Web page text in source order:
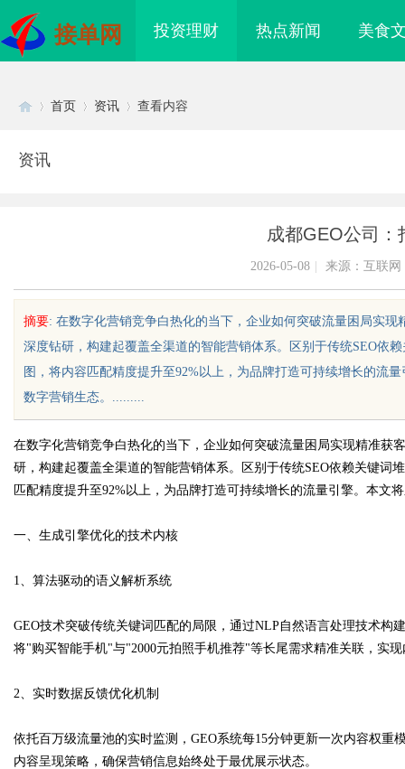
接单网 投资理财 热点新闻 美食
sc
uz
首页 资讯 查看内容
资讯
成都GEO公司：
2026-05-08 来源：互联网
摘要: 在数字化营销竞争白热化的当下，企业如何突破流量困局实
深度钻研，构建起覆盖全渠道的智能营销体系。区别于传统SEO依
图，将内容匹配精度提升至92%以上，为品牌打造可持续增长的流
数字营销生态。.........
在数字化营销竞争白热化的当下，企业如何突破流量困局实现精准获
研，构建起覆盖全渠道的智能营销体系。区别于传统SEO依赖关键词
匹配精度提升至92%以上，为品牌打造可持续增长的流量引擎。本文
一、生成引擎优化的技术内核
1、算法驱动的语义解析系统
GEO技术突破传统关键词匹配的局限，通过NLP自然语言处理技术构
将"购买智能手机"与"2000元拍照手机推荐"等长尾需求精准关联，实
2、实时数据反馈优化机制
依托百万级流量池的实时监测，GEO系统每15分钟更新一次内容权
内容呈现策略，确保营销信息始终处于最优展示状态。
用，规避侵权风险